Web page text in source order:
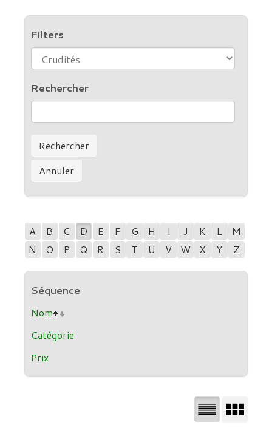
Filters
Rechercher
A B C D E F G H I J K L
M
N
O P Q R S T U V W X Y Z
Séquence
Nom
Catégorie
Prix